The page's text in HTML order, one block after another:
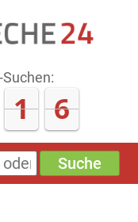
1 6
Suche